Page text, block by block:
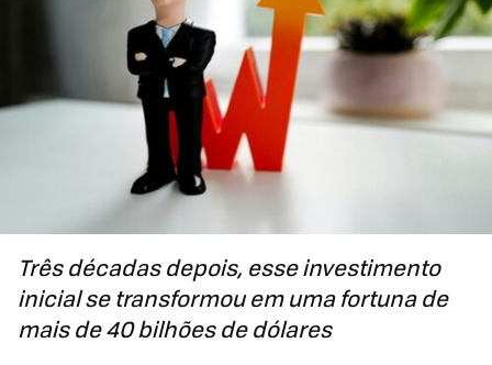
Três décadas depois, esse investimento
inicial se transformou em uma fortuna de
mais de 40 bilhões de dólares